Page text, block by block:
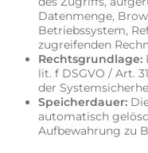
Datenmenge,
Betriebssystem,
zugreifenden
Rechtsgrundlage:
lit. f DSGVO / Art.
der
Speicherdauer:
automatisch
Aufbewahrung zu